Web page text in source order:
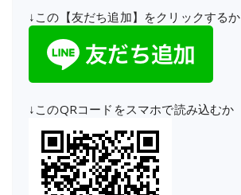
↓この【友だち追加】をクリックするか
↓このQRコードをスマホで読み込むか